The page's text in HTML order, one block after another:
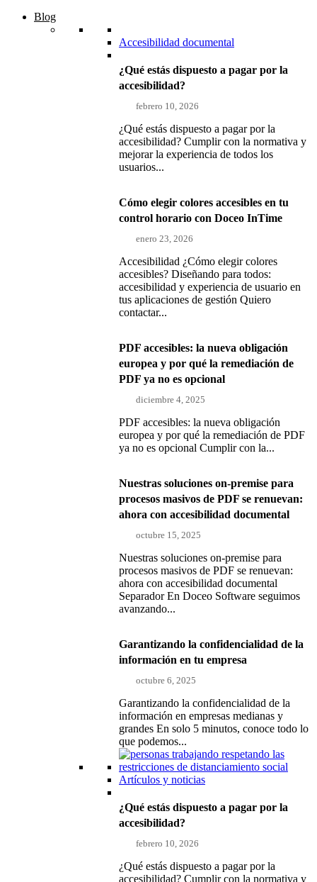
Blog
Accesibilidad documental
¿Qué estás dispuesto a pagar por la
accesibilidad?
febrero 10, 2026
¿Qué estás dispuesto a pagar por la
accesibilidad? Cumplir con la normativa y
mejorar la experiencia de todos los
usuarios...
Cómo elegir colores accesibles en tu
control horario con Doceo InTime
enero 23, 2026
Accesibilidad ¿Cómo elegir colores
accesibles? Diseñando para todos:
accesibilidad y experiencia de usuario en
tus aplicaciones de gestión Quiero
contactar...
PDF accesibles: la nueva obligación
europea y por qué la remediación de
PDF ya no es opcional
diciembre 4, 2025
PDF accesibles: la nueva obligación
europea y por qué la remediación de PDF
ya no es opcional Cumplir con la...
Nuestras soluciones on-premise para
procesos masivos de PDF se renuevan:
ahora con accesibilidad documental
octubre 15, 2025
Nuestras soluciones on-premise para
procesos masivos de PDF se renuevan:
ahora con accesibilidad documental
Separador En Doceo Software seguimos
avanzando...
Garantizando la confidencialidad de la
información en tu empresa
octubre 6, 2025
Garantizando la confidencialidad de la
información en empresas medianas y
grandes En solo 5 minutos, conoce todo lo
que podemos...
Artículos y noticias
¿Qué estás dispuesto a pagar por la
accesibilidad?
febrero 10, 2026
¿Qué estás dispuesto a pagar por la
accesibilidad? Cumplir con la normativa y